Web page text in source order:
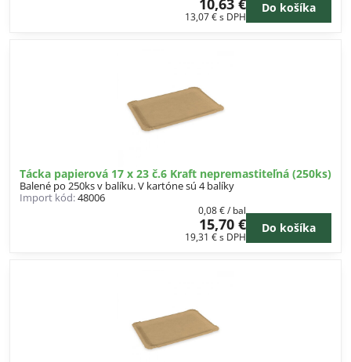
10,63 €
13,07 €s DPH
Do košíka
Tácka papierová 17 x 23 č.6 Kraft nepremastiteľná (250ks)
Balené po 250ks v balíku. V kartóne sú 4 balíky
Import kód:48006
15,70 €
19,31 €s DPH
0,08 €/ bal
Do košíka